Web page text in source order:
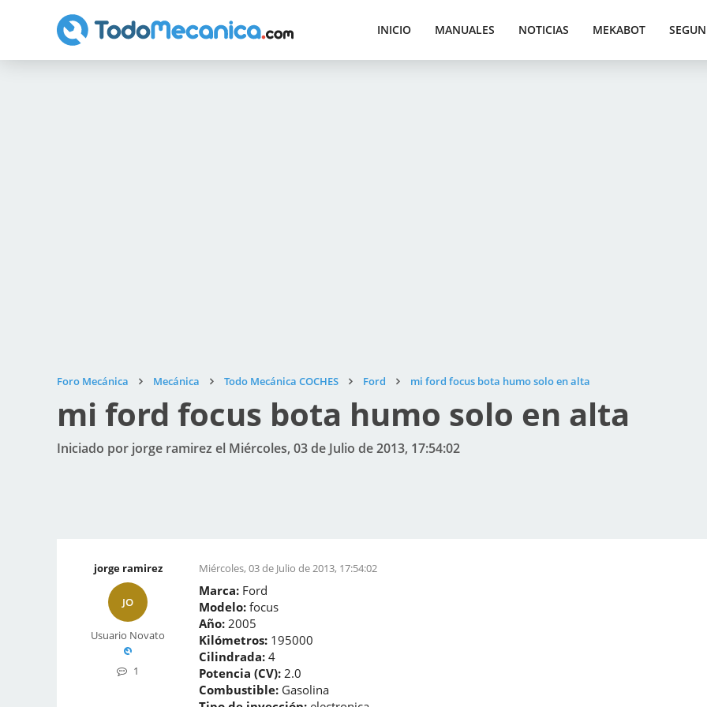
INICIO MANUALES NOTICIAS MEKABOT
Foro Mecánica Mecánica Todo Mecánica COCHES Ford mi ford focus bota humo solo en alta
mi ford focus bota humo solo en alta
Iniciado por jorge ramirez el Miércoles, 03 de Julio de 2013, 17:54:02
jorge ramirez
JO
Usuario Novato
1
Miércoles, 03 de Julio de 2013, 17:54:02
Marca: Ford
Modelo: focus
Año: 2005
Kilómetros: 195000
Cilindrada: 4
Potencia (CV): 2.0
Combustible: Gasolina